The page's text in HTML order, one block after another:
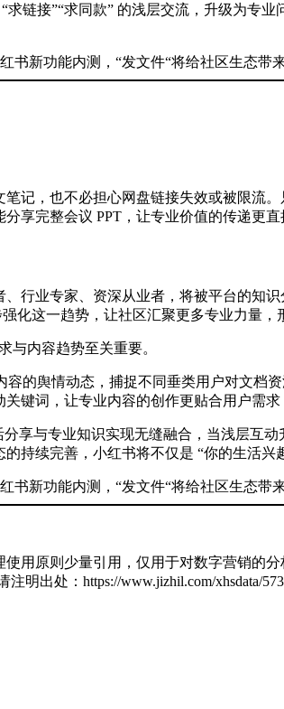
链接”“求同款” 的浅层交流，升级为专
记，也不必担心网盘链接失效或被限流
享完整会议 PPT，让专业价值的传递更直
行业专家、资深从业者，将被平台的知
这一趋势，让社区汇聚更多专业力量，
与内容趋势至关重要。
的舆情动态，捕捉不同垂类用户对文档
键词，让专业内容的创作更贴合用户需求
享与专业知识实现无缝融合，当浅层互
持续完善，小红书将不仅是 “你的生活兴
用原则少量引用，仅用于对数字营销的
注明出处： https://www.jizhil.com/xhsdata/